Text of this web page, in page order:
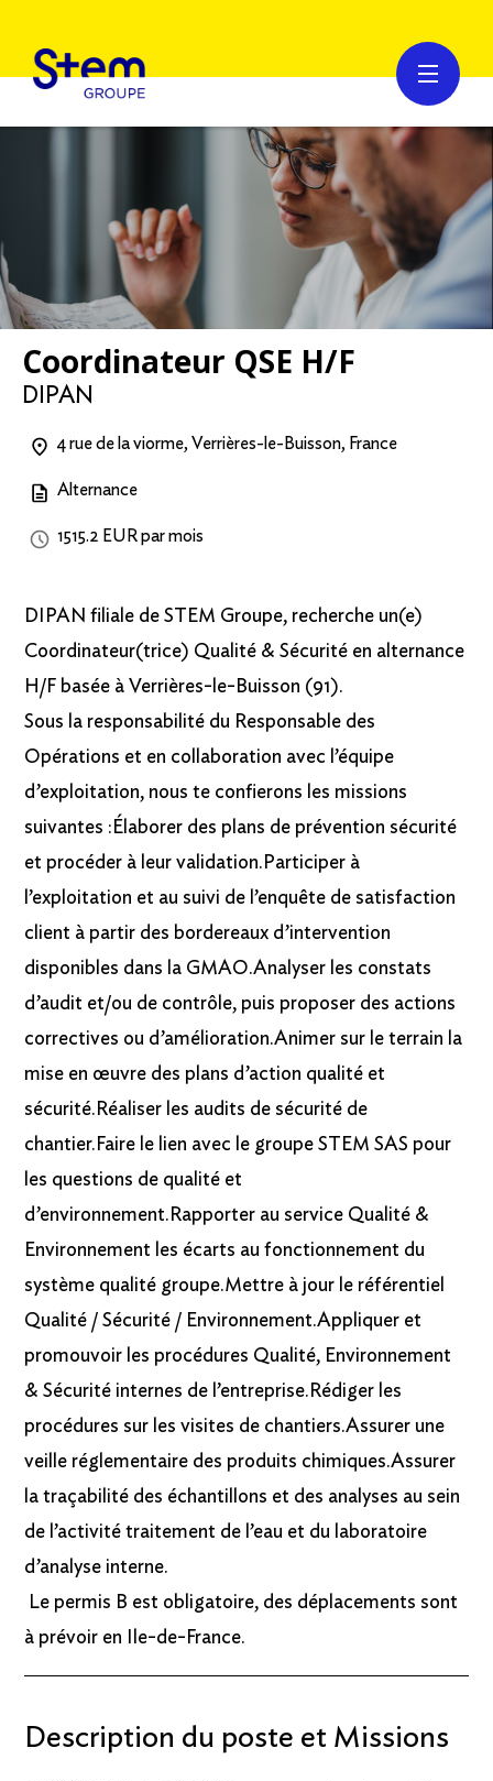
Coordinateur QSE H/F
DIPAN
4 rue de la viorme, Verrières-le-Buisson, France
Alternance
1515.2 EUR par mois
DIPAN filiale de STEM Groupe, recherche un(e)
Coordinateur(trice) Qualité & Sécurité en alternance
H/F basée à Verrières-le-Buisson (91).
Sous la responsabilité du Responsable des
Opérations et en collaboration avec l’équipe
d’exploitation, nous te confierons les missions
suivantes :Élaborer des plans de prévention sécurité
et procéder à leur validation.Participer à
l’exploitation et au suivi de l’enquête de satisfaction
client à partir des bordereaux d’intervention
disponibles dans la GMAO.Analyser les constats
d’audit et/ou de contrôle, puis proposer des actions
correctives ou d’amélioration.Animer sur le terrain la
mise en œuvre des plans d’action qualité et
sécurité.Réaliser les audits de sécurité de
chantier.Faire le lien avec le groupe STEM SAS pour
les questions de qualité et
d’environnement.Rapporter au service Qualité &
Environnement les écarts au fonctionnement du
système qualité groupe.Mettre à jour le référentiel
Qualité / Sécurité / Environnement.Appliquer et
promouvoir les procédures Qualité, Environnement
& Sécurité internes de l’entreprise.Rédiger les
procédures sur les visites de chantiers.Assurer une
veille réglementaire des produits chimiques.Assurer
la traçabilité des échantillons et des analyses au sein
de l’activité traitement de l’eau et du laboratoire
d’analyse interne.
Le permis B est obligatoire, des déplacements sont
à prévoir en Ile-de-France.
Description du poste et Missions